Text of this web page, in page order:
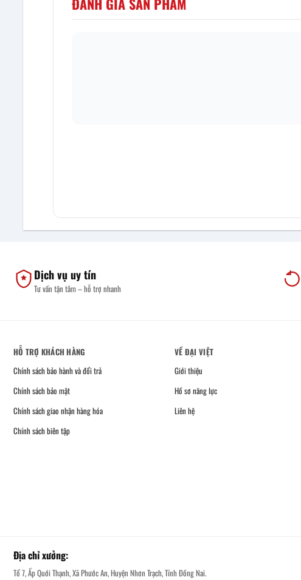
Dịch vụ uy tín
Tư vấn tận tâm – hỗ trợ nhanh
HỖ TRỢ KHÁCH HÀNG
Chính sách bảo hành và đổi trả
Chính sách bảo mật
Chính sách giao nhận hàng hóa
Chính sách biên tập
VỀ ĐẠI VIỆT
Giới thiệu
Hồ sơ năng lực
Liên hệ
Địa chỉ xưởng:
Tổ 7, Ấp Quới Thạnh, Xã Phước An, Huyện Nhơn Trạch, Tỉnh Đồng Nai.